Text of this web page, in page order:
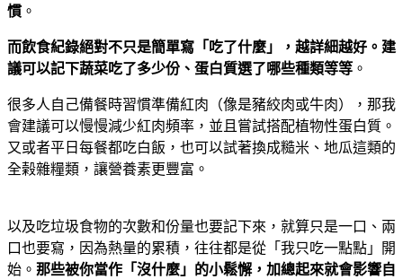
慣 。
而飲食紀錄絕對不只是簡單寫「吃了什麼」，越詳細越好。建
議可以記下蔬菜吃了多少份、蛋白質選了哪些種類等等 。
很多人自己備餐時習慣準備紅肉（像是豬絞肉或牛肉），那我
會建議可以慢慢減少紅肉頻率，並且嘗試搭配植物性蛋白質。
又或者平日每餐都吃白飯，也可以試著換成糙米、地瓜這類的
全榖雜糧類，讓營養素更豐富。
以及吃垃圾食物的次數和份量也要記下來，就算只是一口、兩
口也要寫，因為熱量的累積，往往都是從「我只吃一點點」開
始。 那些被你當作「沒什麼」的小鬆懈，加總起來就會影響自